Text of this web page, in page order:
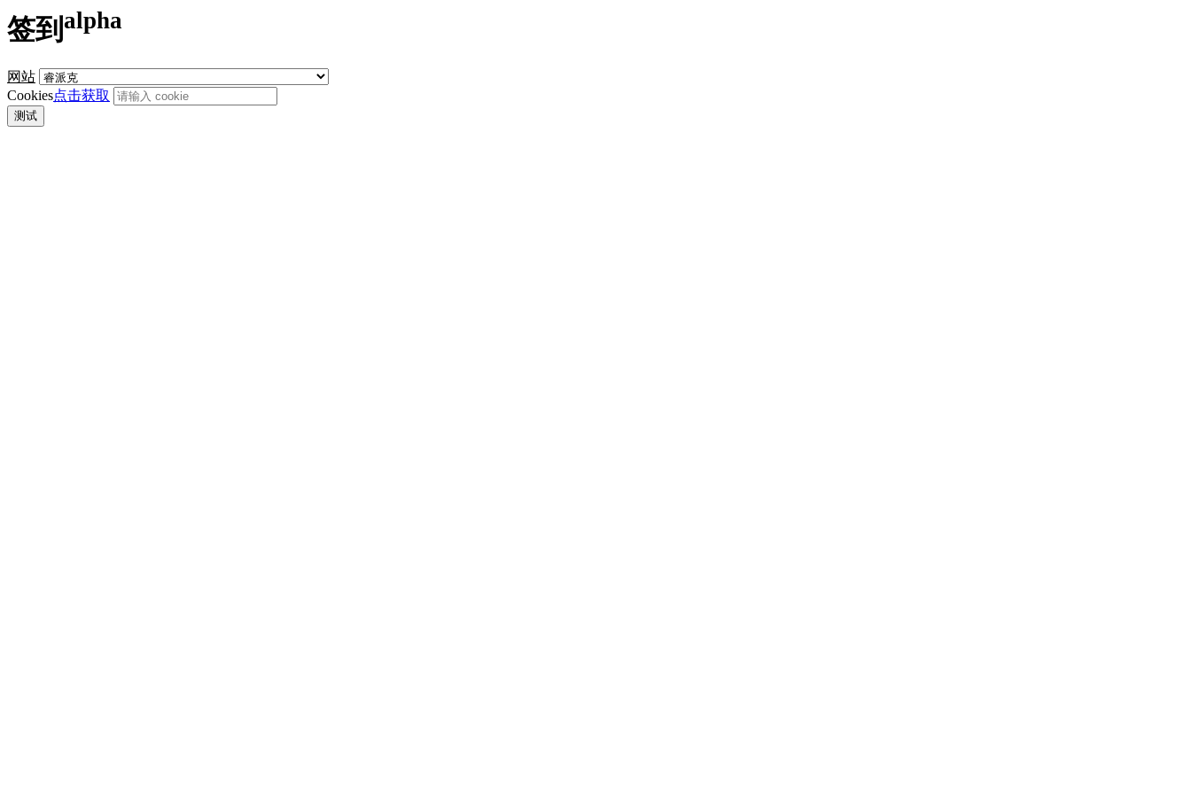
签到 alpha
网站
Cookies点击获取
测试